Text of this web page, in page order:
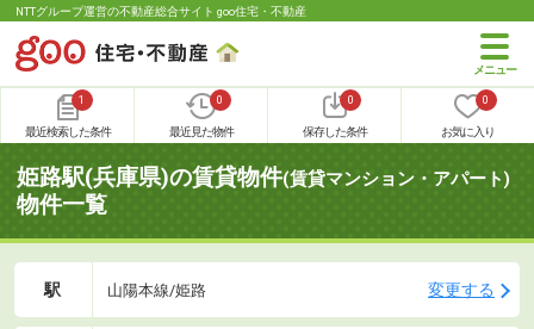
NTTグループ運営の不動産総合サイト goo住宅・不動産
1
最近検索した条件
0
最近見た物件
0
保存した条件
0
お気に入り
姫路駅(兵庫県)の賃貸物件(賃貸マンション・アパート)
物件一覧
駅 山陽本線/姫路 変更する